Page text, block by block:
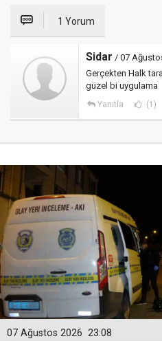
1 Yorum
Sidar / 07
Gerçekten Halk
güzel bi uygulama
Yanıtla (1)
23:08
07 Ağustos 2026